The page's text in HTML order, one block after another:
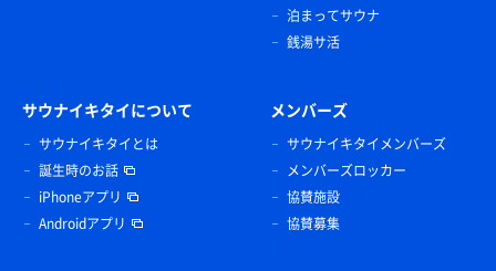
泊まってサウナ
銭湯サ活
サウナイキタイについて
サウナイキタイとは
誕生時のお話
iPhoneアプリ
Androidアプリ
メンバーズ
サウナイキタイメンバーズ
メンバーズロッカー
協賛施設
協賛募集